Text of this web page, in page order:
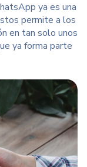
ya es una
permite a los
en tan solo unos
ya forma parte